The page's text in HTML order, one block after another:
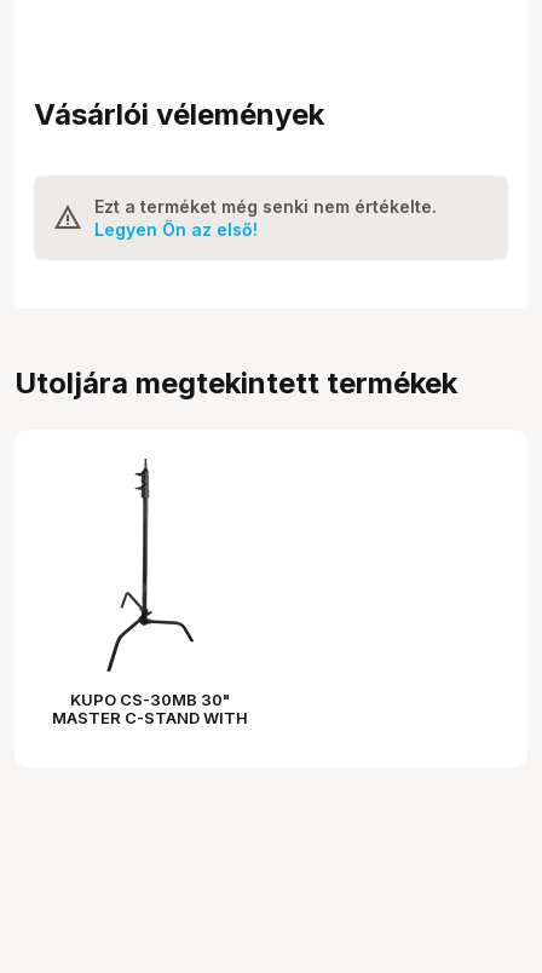
Vásárlói vélemények
Ezt a terméket még senki nem értékelte.
Legyen Ön az első!
Utoljára megtekintett termékek
KUPO CS-30MB 30"
MASTER C-STAND WITH